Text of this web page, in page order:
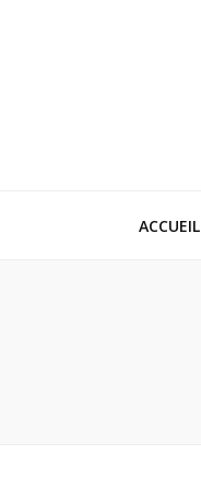
ACCUEIL